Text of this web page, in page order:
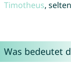
Timotheus,
Was bedeutet